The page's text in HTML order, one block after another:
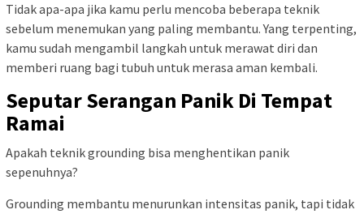
Tidak apa-apa jika kamu perlu mencoba beberapa teknik
sebelum menemukan yang paling membantu. Yang terpenting,
kamu sudah mengambil langkah untuk merawat diri dan
memberi ruang bagi tubuh untuk merasa aman kembali.
Seputar Serangan Panik Di Tempat
Ramai
Apakah teknik grounding bisa menghentikan panik
sepenuhnya?
Grounding membantu menurunkan intensitas panik, tapi tidak